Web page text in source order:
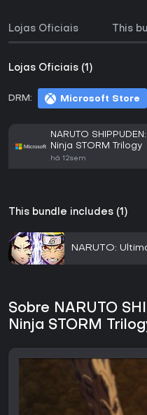
Lojas Oficiais This
Lojas Oficiais (1)
DRM: Microsoft Store
NARUTO
Ninja STORM Trilogy
há 12sem
This bundle includes (1)
NARUTO:
Sobre NARUTO
Ninja STORM